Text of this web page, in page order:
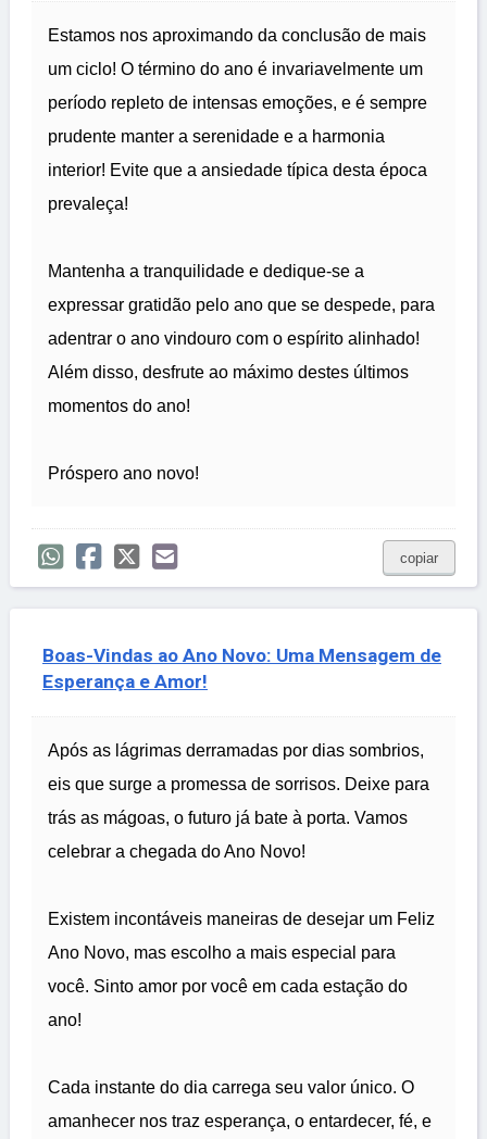
Estamos nos aproximando da conclusão de mais
um ciclo! O término do ano é invariavelmente um
período repleto de intensas emoções, e é sempre
prudente manter a serenidade e a harmonia
interior! Evite que a ansiedade típica desta época
prevaleça!
Mantenha a tranquilidade e dedique-se a
expressar gratidão pelo ano que se despede, para
adentrar o ano vindouro com o espírito alinhado!
Além disso, desfrute ao máximo destes últimos
momentos do ano!
Próspero ano novo!
copiar
Boas-Vindas ao Ano Novo: Uma Mensagem de
Esperança e Amor!
Após as lágrimas derramadas por dias sombrios,
eis que surge a promessa de sorrisos. Deixe para
trás as mágoas, o futuro já bate à porta. Vamos
celebrar a chegada do Ano Novo!
Existem incontáveis maneiras de desejar um Feliz
Ano Novo, mas escolho a mais especial para
você. Sinto amor por você em cada estação do
ano!
Cada instante do dia carrega seu valor único. O
amanhecer nos traz esperança, o entardecer, fé, e